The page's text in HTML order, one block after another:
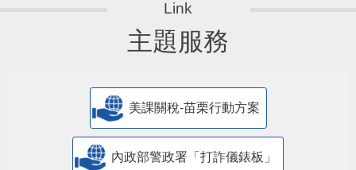
主題服務
美課關稅-苗栗行動方案
內政部警政署「打詐儀錶板」